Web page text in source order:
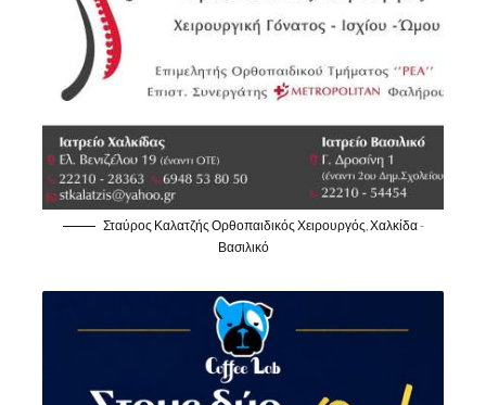
Σταύρος Καλατζής Ορθοπαιδικός Χειρουργός, Χαλκίδα -
Βασιλικό